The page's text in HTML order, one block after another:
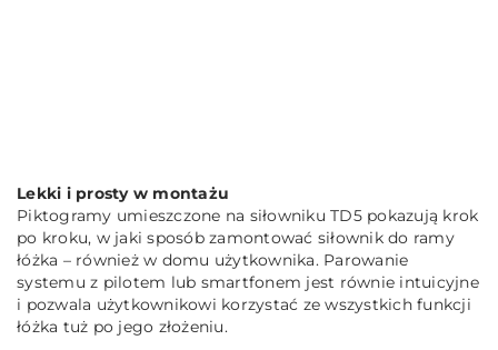
Lekki i prosty w montażu
Piktogramy umieszczone na siłowniku TD5 pokazują krok
po kroku, w jaki sposób zamontować siłownik do ramy
łóżka – również w domu użytkownika. Parowanie
systemu z pilotem lub smartfonem jest równie intuicyjne
i pozwala użytkownikowi korzystać ze wszystkich funkcji
łóżka tuż po jego złożeniu.